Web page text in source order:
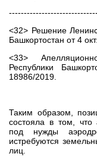
<32> Решение
Башкортостан от 4
<33>
Республики
18986/2019.
Таким образом,
состояла в том, что
под нужды
истребуются
лиц.